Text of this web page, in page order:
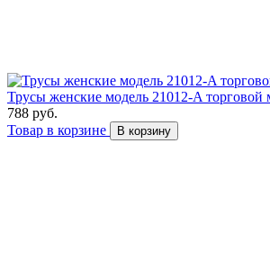
Трусы женские модель 21012-A торговой
788 руб.
Товар в корзине
В корзину